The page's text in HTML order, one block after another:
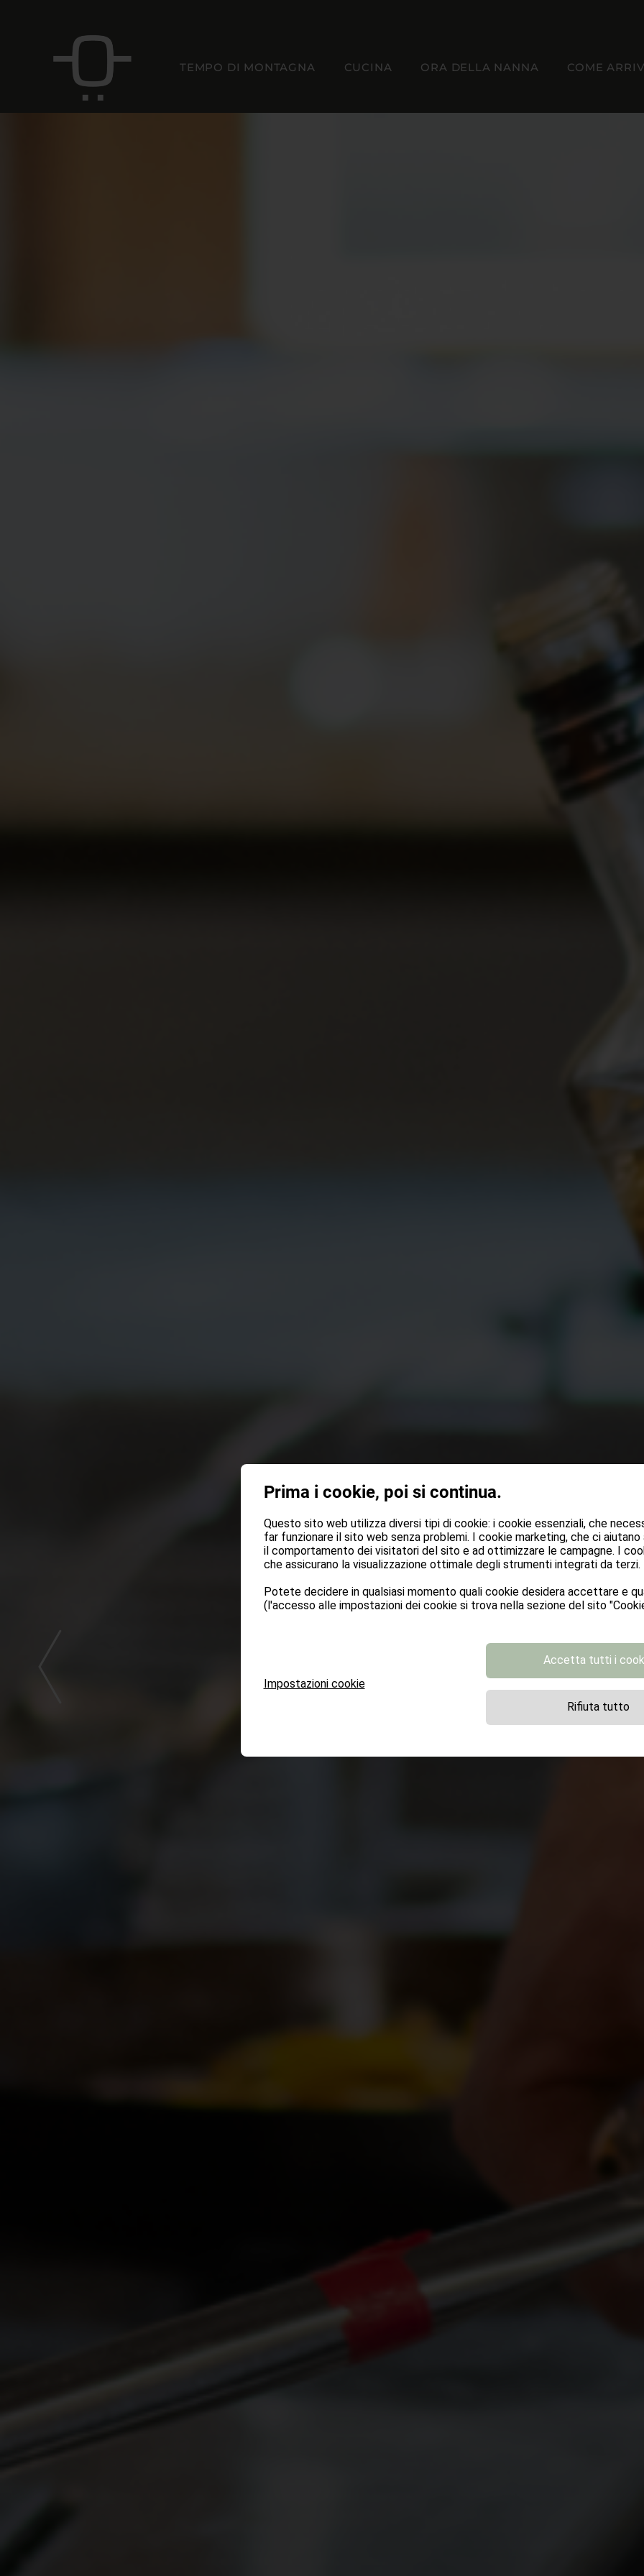
TEMPO DI MONTAGNA CUCINA ORA DELLA NANNA COME
Prima i cookie, poi si continua.
Questo sito web utilizza diversi tipi di cookie: i cookie essenziali, che
far funzionare il sito web senza problemi. I cookie marketing, che ci aiutano
il comportamento dei visitatori del sito e ad ottimizzare le campagne. I
che assicurano la visualizzazione ottimale degli strumenti integrati da terzi.
Potete decidere in qualsiasi momento quali cookie desidera accettare e
(l'accesso alle impostazioni dei cookie si trova nella sezione del sito
Impostazioni cookie
Accetta tutti i
Rifiuta tutto